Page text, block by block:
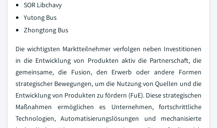
SOR Libchavy
Yutong Bus
Zhongtong Bus
Die wichtigsten Marktteilnehmer verfolgen neben Investitionen
in die Entwicklung von Produkten aktiv die Partnerschaft, die
gemeinsame, die Fusion, den Erwerb oder andere Formen
strategischer Bewegungen, um die Nutzung von Quellen und die
Entwicklung von Produkten zu fördern (FuE). Diese strategischen
Maßnahmen ermöglichen es Unternehmen, fortschrittliche
Technologien, Automatisierungslösungen und mechanisierte